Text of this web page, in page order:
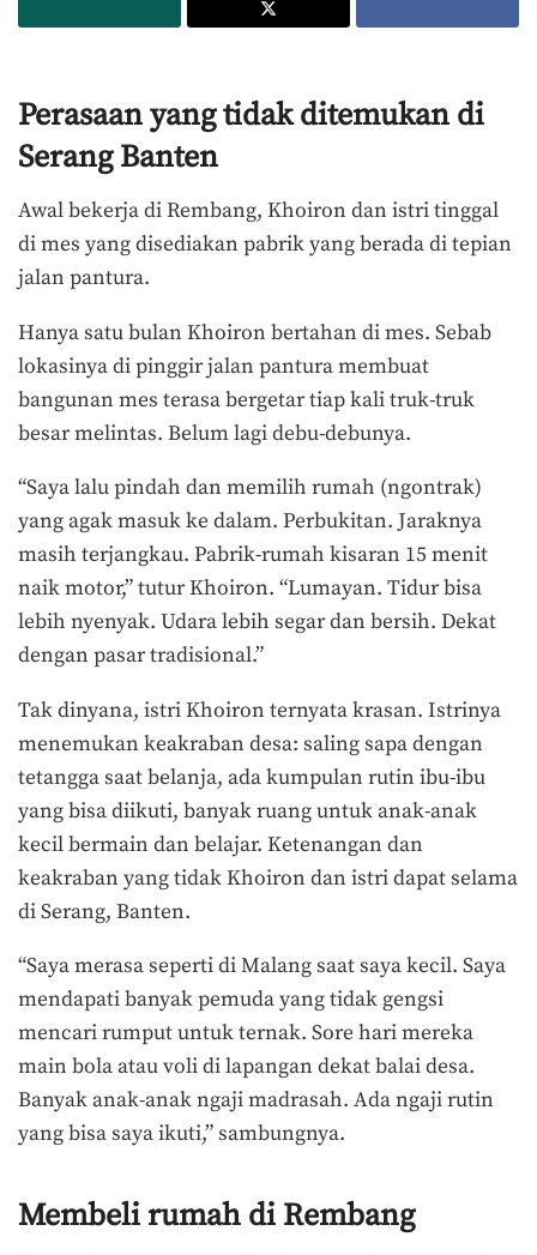
Perasaan yang tidak ditemukan di
Serang Banten
Awal bekerja di Rembang, Khoiron dan istri tinggal
di mes yang disediakan pabrik yang berada di tepian
jalan pantura.
Hanya satu bulan Khoiron bertahan di mes. Sebab
lokasinya di pinggir jalan pantura membuat
bangunan mes terasa bergetar tiap kali truk-truk
besar melintas. Belum lagi debu-debunya.
“Saya lalu pindah dan memilih rumah (ngontrak)
yang agak masuk ke dalam. Perbukitan. Jaraknya
masih terjangkau. Pabrik-rumah kisaran 15 menit
naik motor,” tutur Khoiron. “Lumayan. Tidur bisa
lebih nyenyak. Udara lebih segar dan bersih. Dekat
dengan pasar tradisional.”
Tak dinyana, istri Khoiron ternyata krasan. Istrinya
menemukan keakraban desa: saling sapa dengan
tetangga saat belanja, ada kumpulan rutin ibu-ibu
yang bisa diikuti, banyak ruang untuk anak-anak
kecil bermain dan belajar. Ketenangan dan
keakraban yang tidak Khoiron dan istri dapat selama
di Serang, Banten.
“Saya merasa seperti di Malang saat saya kecil. Saya
mendapati banyak pemuda yang tidak gengsi
mencari rumput untuk ternak. Sore hari mereka
main bola atau voli di lapangan dekat balai desa.
Banyak anak-anak ngaji madrasah. Ada ngaji rutin
yang bisa saya ikuti,” sambungnya.
Membeli rumah di Rembang